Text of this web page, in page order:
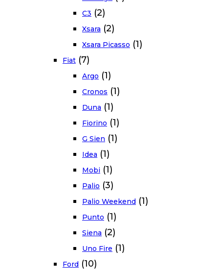
C3 (2)
Xsara (2)
Xsara Picasso (1)
Fiat (7)
Argo (1)
Cronos (1)
Duna (1)
Fiorino (1)
G Sien (1)
Idea (1)
Mobi (1)
Palio (3)
Palio Weekend (1)
Punto (1)
Siena (2)
Uno Fire (1)
Ford (10)